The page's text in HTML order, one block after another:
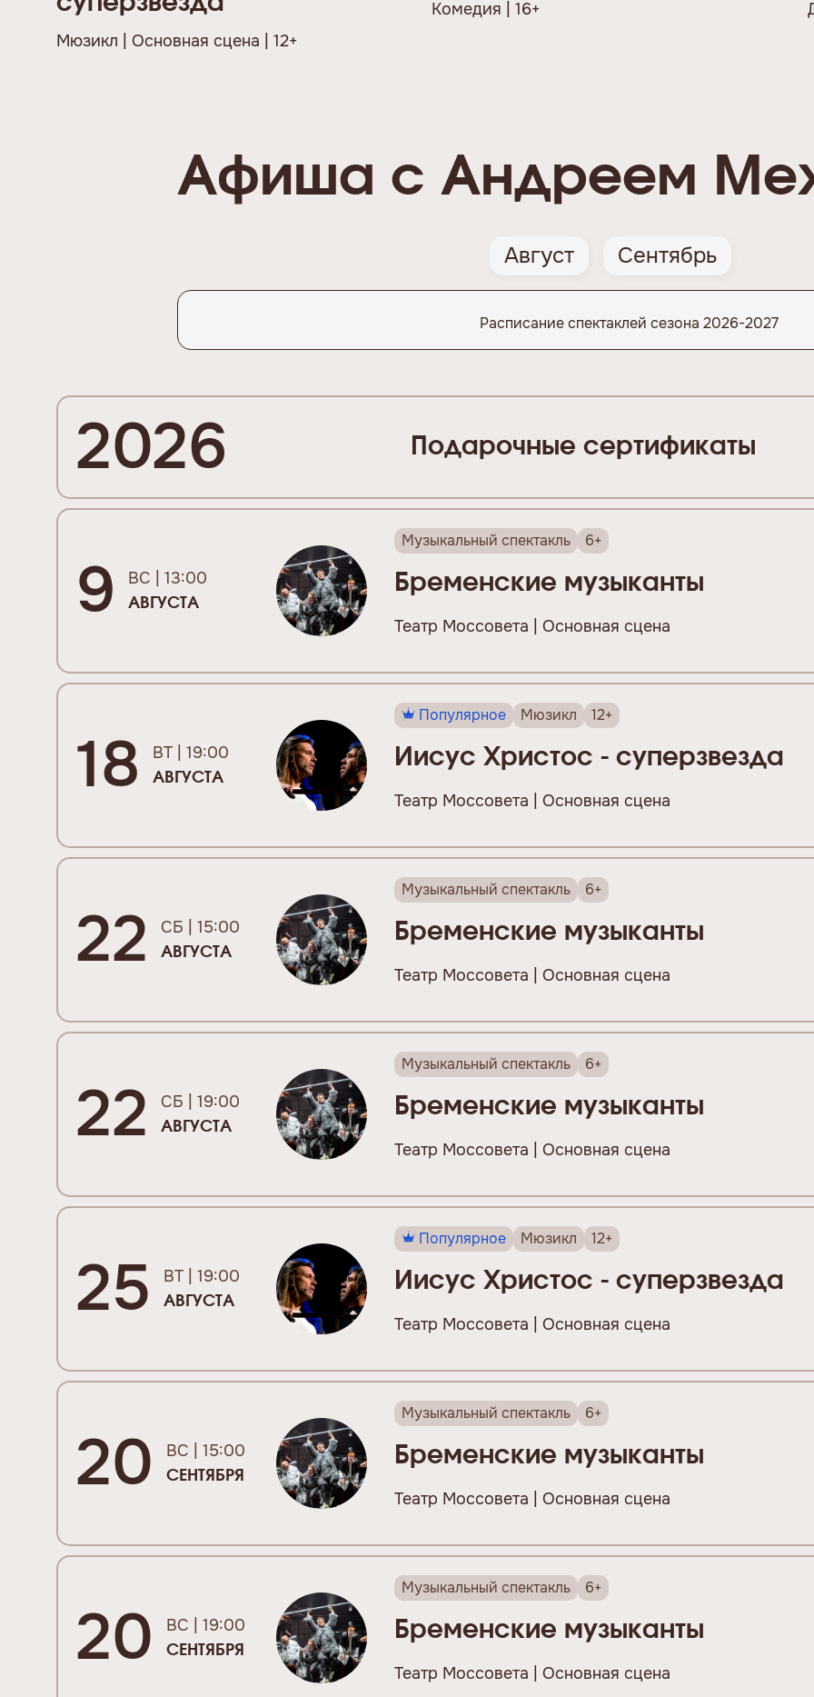
Мюзикл | Основная сцена | 12+
Комедия | 16+
Афиша с Андреем
Август Сентябрь
Расписание спектаклей сезона 2026-2027
2026 Подарочные сертификаты
9 ВС | 13:00
АВГУСТА
Музыкальный спектакль 6+
Бременские музыканты
Театр Моссовета | Основная сцена
18 ВТ | 19:00
АВГУСТА
Популярное Мюзикл 12+
Иисус Христос - суперзвезда
Театр Моссовета | Основная сцена
22 СБ | 15:00
АВГУСТА
Музыкальный спектакль 6+
Бременские музыканты
Театр Моссовета | Основная сцена
22 СБ | 19:00
АВГУСТА
Музыкальный спектакль 6+
Бременские музыканты
Театр Моссовета | Основная сцена
25 ВТ | 19:00
АВГУСТА
Популярное Мюзикл 12+
Иисус Христос - суперзвезда
Театр Моссовета | Основная сцена
20 ВС | 15:00
СЕНТЯБРЯ
Музыкальный спектакль 6+
Бременские музыканты
Театр Моссовета | Основная сцена
20 ВС | 19:00
СЕНТЯБРЯ
Музыкальный спектакль 6+
Бременские музыканты
Театр Моссовета | Основная сцена